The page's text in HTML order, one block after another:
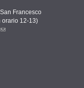
Francesco
orario 12-13)